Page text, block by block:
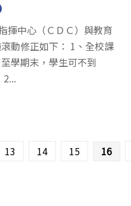
揮中心（ＣＤＣ）與教育
動修正如下： 1、全校課
學期末，學生可不到
13 14 15 16